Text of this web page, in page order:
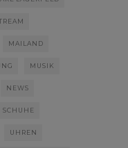
MAILAND
MUSIK
NEWS
SCHUHE
UHREN